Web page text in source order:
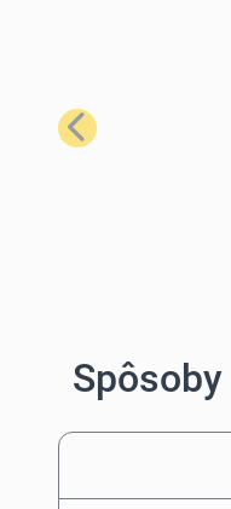
Predchádzajúci